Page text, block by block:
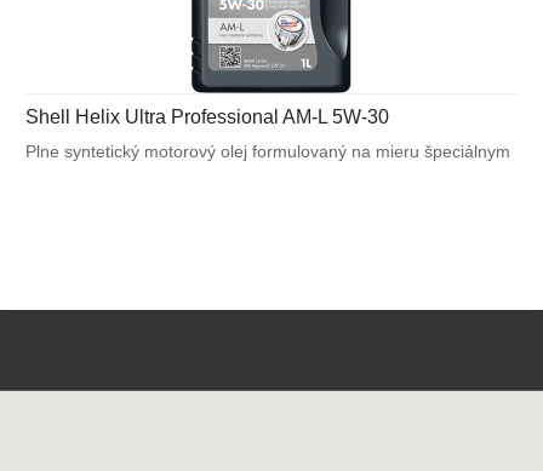
Shell Helix Ultra Professional AM-L 5W-30
Plne syntetický motorový olej formulovaný na mieru špeciálnym